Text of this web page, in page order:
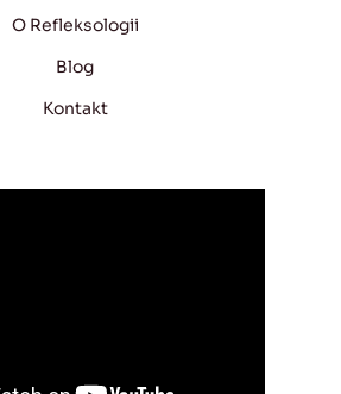
O Refleksologii
Blog
Kontakt